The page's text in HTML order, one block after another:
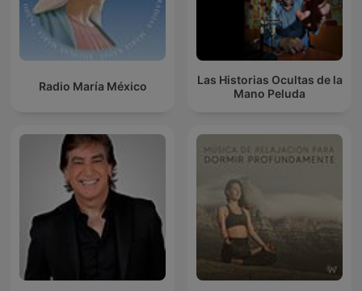
Radio María México
Las Historias Ocultas de la
Mano Peluda